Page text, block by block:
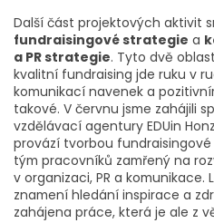
Další část projektových aktivit
fundraisingové strategie a
a PR strategie. Tyto dvě
kvalitní fundraising jde ruku v
komunikací navenek a
takové. V červnu jsme zahájili
vzdělávací agentury EDUin
provází tvorbou
tým pracovníků zamřený na
v organizaci, PR a komunikace.
znamení hledání inspirace a
zahájena práce, která je ale z